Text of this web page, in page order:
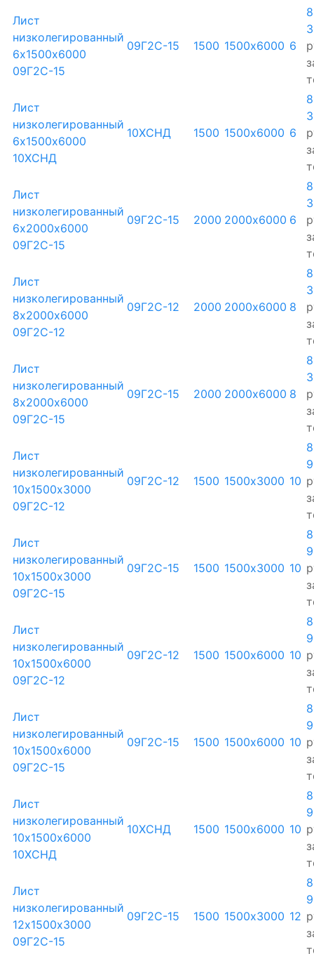
Лист
низколегированный
6х1500х6000
09Г2С-15
09Г2С-15 1500 1500х6000 6
Лист
низколегированный
6х1500х6000
10ХСНД
10ХСНД 1500 1500х6000 6
Лист
низколегированный
6х2000х6000
09Г2С-15
09Г2С-15 2000 2000х6000 6
Лист
низколегированный
8х2000х6000
09Г2С-12
09Г2С-12 2000 2000х6000 8
Лист
низколегированный
8х2000х6000
09Г2С-15
09Г2С-15 2000 2000х6000 8
Лист
низколегированный
10х1500х3000
09Г2С-12
09Г2С-12 1500 1500х3000 10
Лист
низколегированный
10х1500х3000
09Г2С-15
09Г2С-15 1500 1500х3000 10
Лист
низколегированный
10х1500х6000
09Г2С-12
09Г2С-12 1500 1500х6000 10
Лист
низколегированный
10х1500х6000
09Г2С-15
09Г2С-15 1500 1500х6000 10
Лист
низколегированный
10х1500х6000
10ХСНД
10ХСНД 1500 1500х6000 10
Лист
низколегированный
12х1500х3000
09Г2С-15
09Г2С-15 1500 1500х3000 12